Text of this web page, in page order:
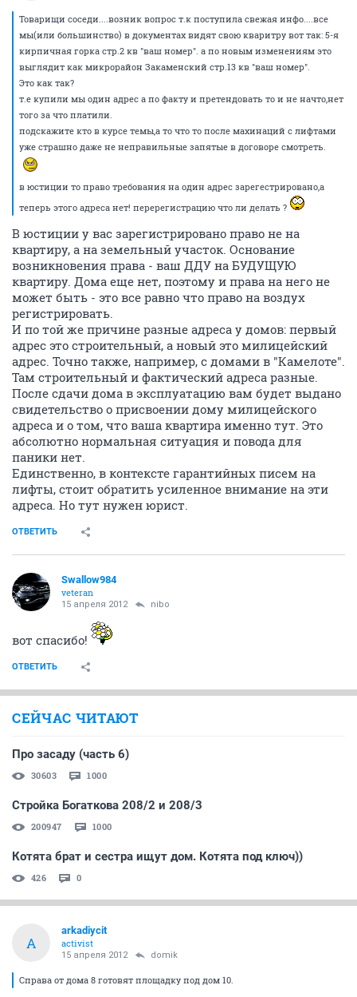
Товарищи соседи....возник вопрос т.к поступила свежая инфо....все
мы(или большинство) в документах видят свою кваритру вот так: 5-я
кирпичная горка стр.2 кв "ваш номер". а по новым изменениям это
выглядит как микрорайон Закаменский стр.13 кв "ваш номер".
Это как так?
т.е купили мы один адрес а по факту и претендовать то и не начто,нет
того за что платили.
подскажите кто в курсе темы,а то что то после махинаций с лифтами
уже страшно даже не неправильные запятые в договоре смотреть.
в юстиции то право требования на один адрес зарегестрировано,а
теперь этого адреса нет! перерегистрацию что ли делать ?
В юстиции у вас зарегистрировано право не на
квартиру, а на земельный участок. Основание
возникновения права - ваш ДДУ на БУДУЩУЮ
квартиру. Дома еще нет, поэтому и права на него не
может быть - это все равно что право на воздух
регистрировать.
И по той же причине разные адреса у домов: первый
адрес это строительный, а новый это милицейский
адрес. Точно также, например, с домами в "Камелоте".
Там строительный и фактический адреса разные.
После сдачи дома в эксплуатацию вам будет выдано
свидетельство о присвоении дому милицейского
адреса и о том, что ваша квартира именно тут. Это
абсолютно нормальная ситуация и повода для
паники нет.
Единственно, в контексте гарантийных писем на
лифты, стоит обратить усиленное внимание на эти
адреса. Но тут нужен юрист.
ОТВЕТИТЬ
Swallow984
veteran
15 апреля 2012 nibo
вот спасибо!
ОТВЕТИТЬ
СЕЙЧАС ЧИТАЮТ
Про засаду (часть 6)
30603 1000
Стройка Богаткова 208/2 и 208/3
200947 1000
Котята брат и сестра ищут дом. Котята под ключ))
426 0
A
arkadiycit
activist
15 апреля 2012 domik
Справа от дома 8 готовят площадку под дом 10.